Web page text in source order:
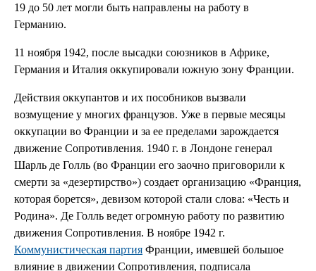
19 до 50 лет могли быть направлены на работу в
Германию.
11 ноября 1942, после высадки союзников в Африке,
Германия и Италия оккупировали южную зону Франции.
Действия оккупантов и их пособников вызвали
возмущение у многих французов. Уже в первые месяцы
оккупации во Франции и за ее пределами зарождается
движение Сопротивления. 1940 г. в Лондоне генерал
Шарль де Голль (во Франции его заочно приговорили к
смерти за «дезертирство») создает организацию «Франция,
которая борется», девизом которой стали слова: «Честь и
Родина». Де Голль ведет огромную работу по развитию
движения Сопротивления. В ноябре 1942 г.
Коммунистическая партия Франции, имевшей большое
влияние в движении Сопротивления, подписала